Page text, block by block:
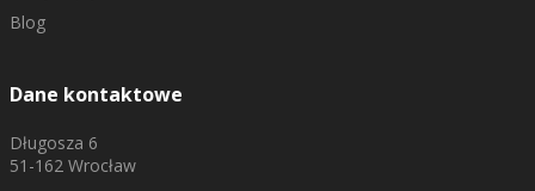
Blog
Dane kontaktowe
Długosza 6
51-162 Wrocław